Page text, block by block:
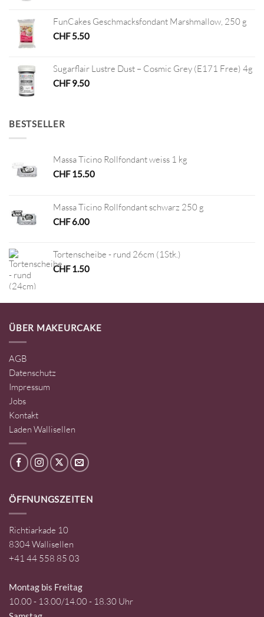
FunCakes Geschmacksfondant Marshmallow, 250 g
CHF5.50
Sugarflair Lustre Dust – Cosmic Grey (E171 Free) 4g
CHF9.50
BESTSELLER
Massa Ticino Rollfondant weiss 1 kg
CHF15.50
Massa Ticino Rollfondant schwarz 250 g
CHF6.00
Tortenscheibe - rund 26cm (1Stk.)
CHF1.50
ÜBER MAKEURCAKE
AGB
Datenschutz
Impressum
Jobs
Kontakt
Laden Wallisellen
ÖFFNUNGSZEITEN
Richtiarkade 10
8304 Wallisellen
+41 44 558 85 03
Montag bis Freitag
10.00 - 13.00/14.00 - 18.30 Uhr